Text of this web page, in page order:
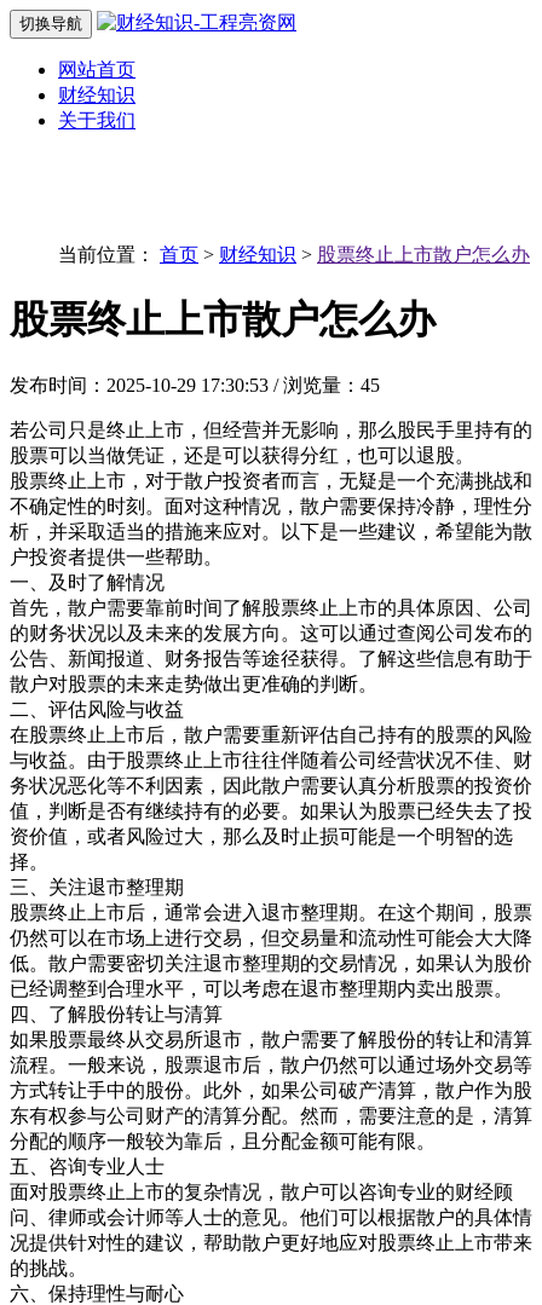
切换导航
网站首页
财经知识
关于我们
当前位置： 首页 > 财经知识 > 股票终止上市散户怎么办
股票终止上市散户怎么办
发布时间：2025-10-29 17:30:53 / 浏览量：45
若公司只是终止上市，但经营并无影响，那么股民手里持有的
股票可以当做凭证，还是可以获得分红，也可以退股。
股票终止上市，对于散户投资者而言，无疑是一个充满挑战和
不确定性的时刻。面对这种情况，散户需要保持冷静，理性分
析，并采取适当的措施来应对。以下是一些建议，希望能为散
户投资者提供一些帮助。
一、及时了解情况
首先，散户需要靠前时间了解股票终止上市的具体原因、公司
的财务状况以及未来的发展方向。这可以通过查阅公司发布的
公告、新闻报道、财务报告等途径获得。了解这些信息有助于
散户对股票的未来走势做出更准确的判断。
二、评估风险与收益
在股票终止上市后，散户需要重新评估自己持有的股票的风险
与收益。由于股票终止上市往往伴随着公司经营状况不佳、财
务状况恶化等不利因素，因此散户需要认真分析股票的投资价
值，判断是否有继续持有的必要。如果认为股票已经失去了投
资价值，或者风险过大，那么及时止损可能是一个明智的选
择。
三、关注退市整理期
股票终止上市后，通常会进入退市整理期。在这个期间，股票
仍然可以在市场上进行交易，但交易量和流动性可能会大大降
低。散户需要密切关注退市整理期的交易情况，如果认为股价
已经调整到合理水平，可以考虑在退市整理期内卖出股票。
四、了解股份转让与清算
如果股票最终从交易所退市，散户需要了解股份的转让和清算
流程。一般来说，股票退市后，散户仍然可以通过场外交易等
方式转让手中的股份。此外，如果公司破产清算，散户作为股
东有权参与公司财产的清算分配。然而，需要注意的是，清算
分配的顺序一般较为靠后，且分配金额可能有限。
五、咨询专业人士
面对股票终止上市的复杂情况，散户可以咨询专业的财经顾
问、律师或会计师等人士的意见。他们可以根据散户的具体情
况提供针对性的建议，帮助散户更好地应对股票终止上市带来
的挑战。
六、保持理性与耐心